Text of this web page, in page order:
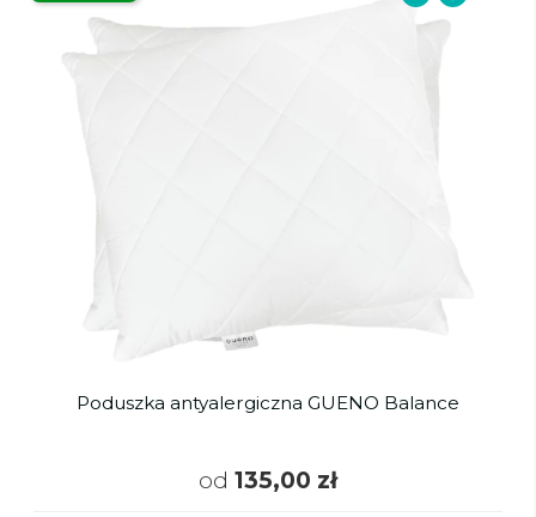
Poduszka antyalergiczna GUENO Balance
od 135,00 zł